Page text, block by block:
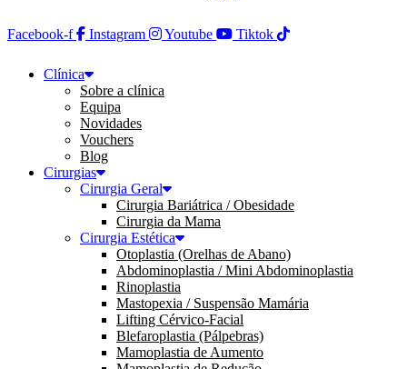
Facebook-f Instagram Youtube Tiktok
Clínica
Sobre a clínica
Equipa
Novidades
Vouchers
Blog
Cirurgias
Cirurgia Geral
Cirurgia Bariátrica / Obesidade
Cirurgia da Mama
Cirurgia Estética
Otoplastia (Orelhas de Abano)
Abdominoplastia / Mini Abdominoplastia
Rinoplastia
Mastopexia / Suspensão Mamária
Lifting Cérvico-Facial
Blefaroplastia (Pálpebras)
Mamoplastia de Aumento